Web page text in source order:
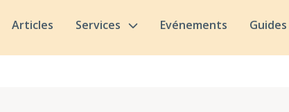
Articles Services Evénements Guides